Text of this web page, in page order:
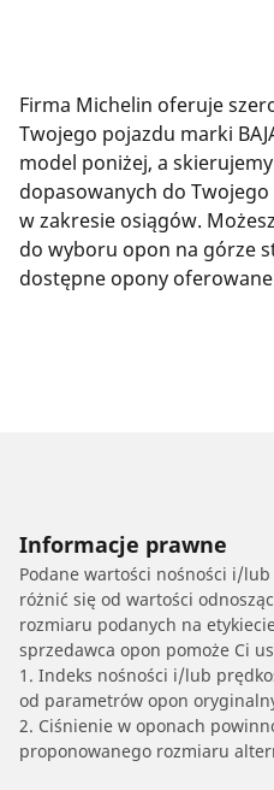
Firma Michelin oferuje
Twojego pojazdu marki
model poniżej, a
dopasowanych do
w zakresie osiągów.
do wyboru opon na górze
dostępne opony
Informacje prawne
Podane wartości nośności i/
różnić się od wartości
rozmiaru podanych na
sprzedawca opon pomoże Ci
1. Indeks nośności i/lub
od parametrów opon
2. Ciśnienie w oponach
proponowanego rozmiaru